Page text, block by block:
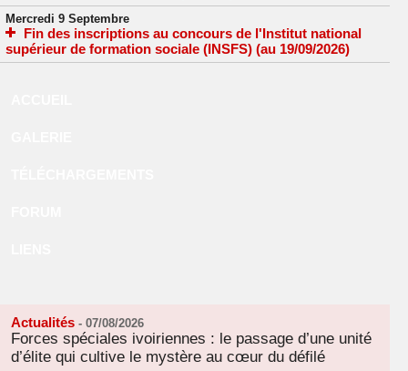
Mercredi 9 Septembre
Fin des inscriptions au concours de l'Institut national
supérieur de formation sociale (INSFS) (au 19/09/2026)
Actualités - 07/08/2026
Forces spéciales ivoiriennes : le passage d’une unité
d’élite qui cultive le mystère au cœur du défilé